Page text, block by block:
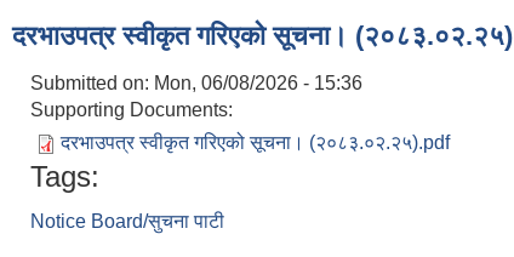
दरभाउपत्र स्वीकृत गरिएको सूचना। (२०८३.०२.२५)
Submitted on: Mon, 06/08/2026 - 15:36
Supporting Documents:
दरभाउपत्र स्वीकृत गरिएको सूचना। (२०८३.०२.२५).pdf
Tags:
Notice Board/सुचना पाटी